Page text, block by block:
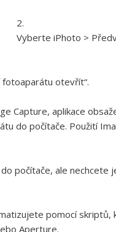
Vyberte iPhoto >
otevřít“.
Capture, aplikace
do počítače. Použití
počítače, ale nechcete
pomocí
Aperture.